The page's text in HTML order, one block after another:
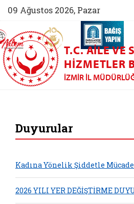
09 Ağustos 2026, Pazar
(yeni sekmede açılır)
AİLEM İletişim Merkezi (yeni sekmede
Aile ve Nüfus On Yılı
T.C. AILE VE
HIZMETLER
İZMIR İL
Duyurular
Kadına Yönelik Şiddetle
2026 YILI YER DEĞİŞTİRME